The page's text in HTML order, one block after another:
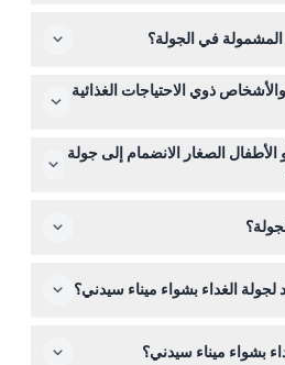
الشرقي في سيركيولار كواي، مع بدء الصعود في الساعة 11:45
— يرجى التأكد عند الحجز).
في الجولة؟
مثل يخنة اللحم البقري،
التايلاندية، وخيارات
مشمولة، ولكن المشروبات
غير متوفرة.
ذوي الاحتياجات الغذائية
يجب على الأطفال دون سن 5 سنوات شراء التذاكر في الموقع،
ويجب أن يرافق الأطفال دون سن 15 عامًا شخص بالغ يدفع ثمن
الغذائية الخاصة مثل
أو الأنظمة الغذائية النباتية عند
الصغار الانضمام إلى جولة
التفكير في أنشطة بديلة
تذكرتك في التاريخ والوقت
الغداء بشواء ميناء سيدني؟
أيضًا إحضار كاميرا للاستمتاع
بشواء ميناء سيدني؟